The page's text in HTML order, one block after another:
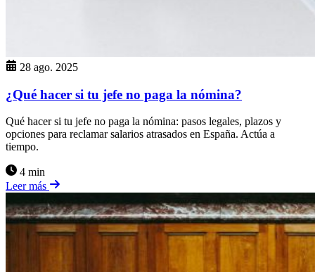
28 ago. 2025
¿Qué hacer si tu jefe no paga la nómina?
Qué hacer si tu jefe no paga la nómina: pasos legales, plazos y
opciones para reclamar salarios atrasados en España. Actúa a
tiempo.
4 min
Leer más